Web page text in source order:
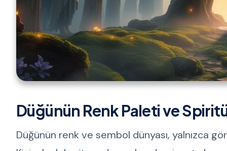
Düğünün Renk Paleti ve
Düğünün renk ve sembol dünyası, yalnızca